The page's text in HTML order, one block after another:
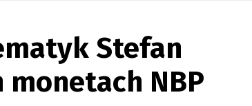
Stefan
monetach NBP